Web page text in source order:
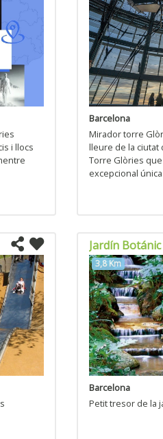
i llocs
Barcelona
Mirador torre
lleure de la ciutat
Torre Glòries
excepcional
través d´una
Jardín
3,8 Km
Barcelona
Petit tresor de la